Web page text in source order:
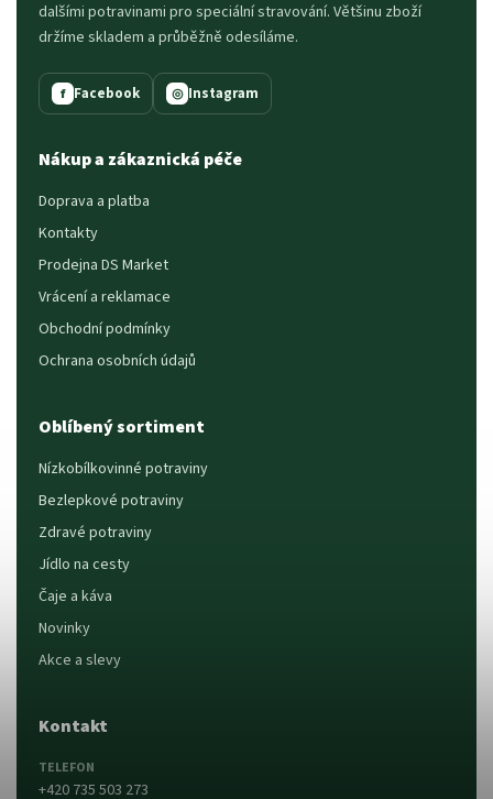
dalšími potravinami pro speciální stravování. Většinu zboží
držíme skladem a průběžně odesíláme.
f Facebook ◎ Instagram
Nákup a zákaznická péče
Doprava a platba
Kontakty
Prodejna DS Market
Vrácení a reklamace
Obchodní podmínky
Ochrana osobních údajů
Oblíbený sortiment
Nízkobílkovinné potraviny
Bezlepkové potraviny
Zdravé potraviny
Jídlo na cesty
Čaje a káva
Novinky
Akce a slevy
Kontakt
TELEFON
+420 735 503 273